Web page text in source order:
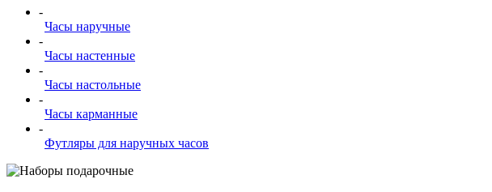
-
Часы наручные
-
Часы настенные
-
Часы настольные
-
Часы карманные
-
Футляры для наручных часов